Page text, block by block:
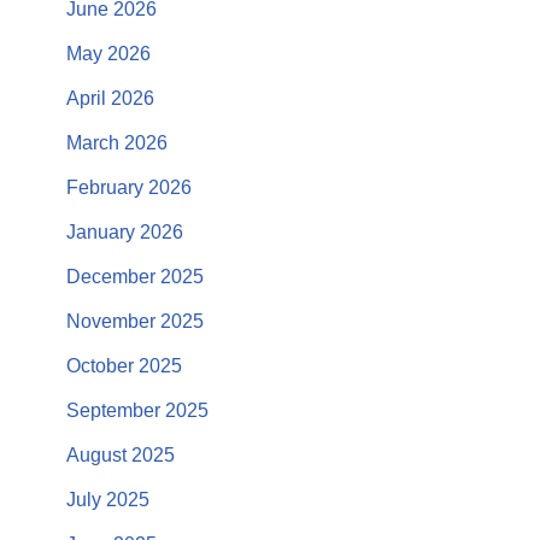
June 2026
May 2026
April 2026
March 2026
February 2026
January 2026
December 2025
November 2025
October 2025
September 2025
August 2025
July 2025